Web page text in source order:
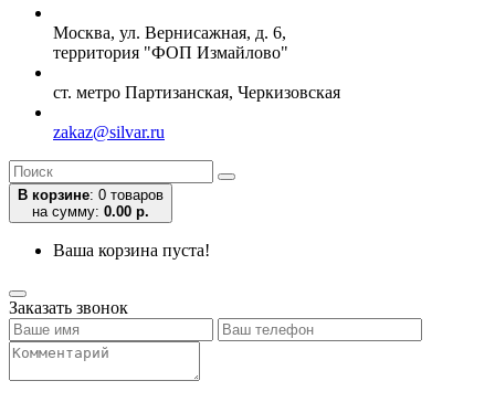
Москва, ул. Вернисажная, д. 6,
территория "ФОП Измайлово"
ст. метро Партизанская, Черкизовская
zakaz@silvar.ru
В корзине: 0 товаров
на сумму: 0.00 р.
Ваша корзина пуста!
Заказать звонок